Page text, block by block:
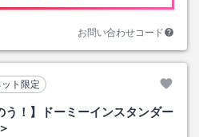
お問い合わせコード
ット限定
う！】ドーミーインスタンダー